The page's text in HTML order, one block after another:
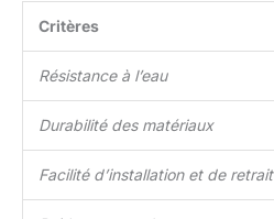
Critères
Résistance à l’eau
Durabilité des matériaux
Facilité d’installation et de retrait